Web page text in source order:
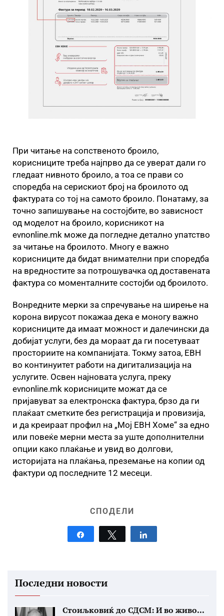
При читање на сопственото броило,
корисниците треба најпрво да се уверат дали го
гледаат нивното броило, а тоа се прави со
споредба на серискиот број на броилото од
фактурата со тој на самото броило. Понатаму, за
точно запишување на состојбите, во зависност
од моделот на броило, корисникот на
evnonline.mk може да погледне детално упатство
за читање на броилото. Многу е важно
корисниците да бидат внимателни при споредба
на вредностите за потрошувачка од доставената
фактура со моменталните состојби од броилото.
Вонредните мерки за спречување на ширење на
корона вирусот покажаа дека е моногу важно
корисниците да имаат можност и далечински да
добијат услуги, без да мораат да ги посетуваат
просториите на компанијата. Токму затоа, ЕВН
во континуитет работи на дигитализација на
услугите. Освен најновата услуга, преку
evnonline.mk корисниците можат да се
пријавуват за електронска фактура, брзо да ги
плаќаат сметките без регистрација и провизија,
и да креираат профил на „Мој ЕВН Хоме“ за едно
или повеќе мерни места за уште дополнителни
опции како плаќање и увид во долгови,
историјата на плаќања, преземање на копии од
фактури од последните 12 месеци.
СПОДЕЛИ
Tweet
Последни новости
Стоиљковиќ до СДСМ: И во живо...